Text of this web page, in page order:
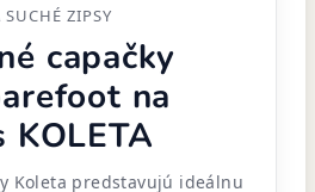
ZIPSY
capačky
na
KOLETA
Koleta predstavujú ideálnu